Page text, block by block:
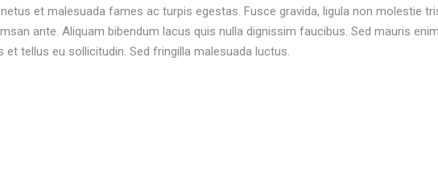
et malesuada fames ac turpis egestas. Fusce gravida, ligula non molestie
ante. Aliquam bibendum lacus quis nulla dignissim faucibus. Sed mauris
et tellus eu sollicitudin. Sed fringilla malesuada luctus.